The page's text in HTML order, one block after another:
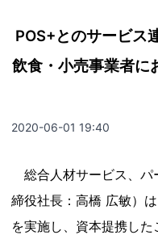
POS+とのサービス
飲食・小売事業者に
2020-06-01 19:40
総合人材サービス、パ
締役社長：高橋 広敏）
を実施し、資本提携し